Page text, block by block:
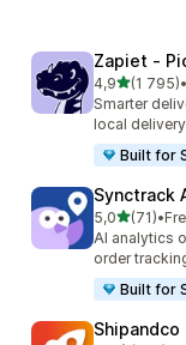
Zapiet ‑
4,9av 5(1 795)
Totalt 1795 •
Smarter
local
Built for
Synctrack
5,0av 5(71)
Totalt 71 •
AI analytics
order
Built for
Shipandco